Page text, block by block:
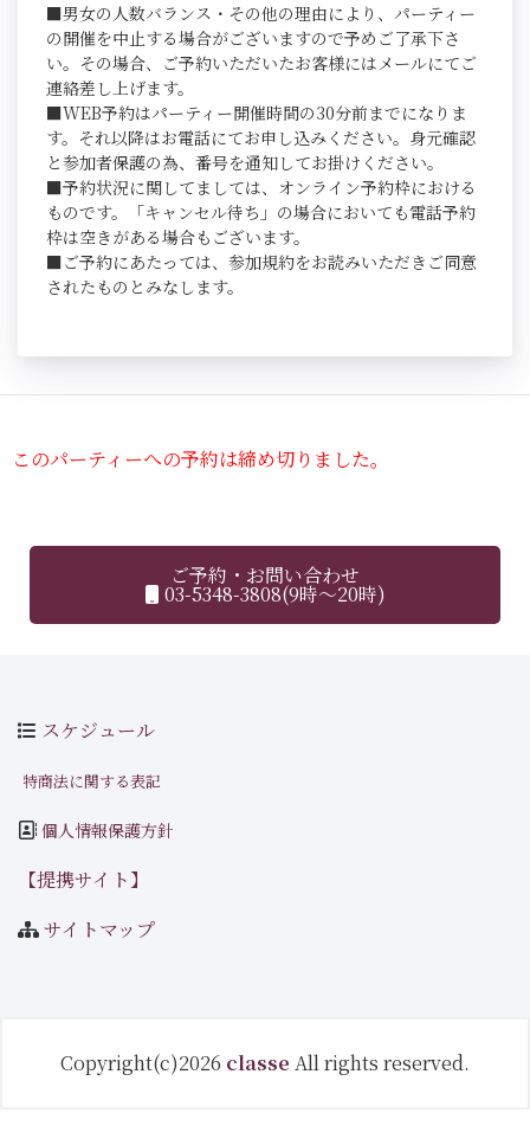
■男女の人数バランス・その他の理由により、パーティー
の開催を中止する場合がございますので予めご了承下さ
い。その場合、ご予約いただいたお客様にはメールにてご
連絡差し上げます。
■WEB予約はパーティー開催時間の30分前までになりま
す。それ以降はお電話にてお申し込みください。身元確認
と参加者保護の為、番号を通知してお掛けください。
■予約状況に関してましては、オンライン予約枠における
ものです。「キャンセル待ち」の場合においても電話予約
枠は空きがある場合もございます。
■ご予約にあたっては、参加規約をお読みいただきご同意
されたものとみなします。
このパーティーへの予約は締め切りました。
ご予約・お問い合わせ
03-5348-3808(9時～20時)
スケジュール
特商法に関する表記
個人情報保護方針
【提携サイト】
サイトマップ
Copyright(c)2026 classe All rights reserved.